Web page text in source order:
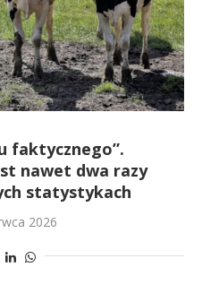
faktycznego”.
nawet dwa razy
statystykach
2026